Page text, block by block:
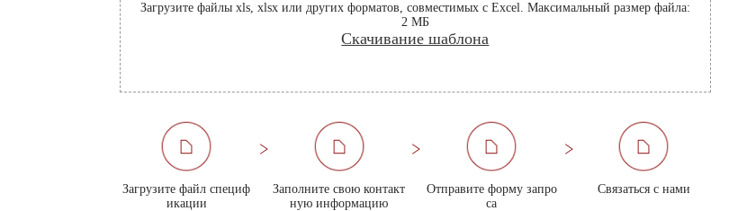
Загрузите файлы xls, xlsx или других форматов, совместимых с Excel. Максимальный размер файла:
2 МБ
Скачивание шаблона
Загрузите файл специф
икации
Заполните свою контакт
ную информацию
Отправите форму запро
са
Связаться с нами